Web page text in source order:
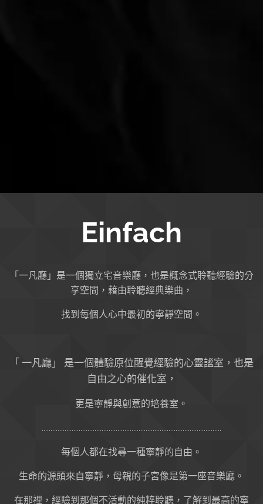
Einfach
「一凡廳」是一個獨立宅音樂廳，也是概念式聆聽經驗的分
享空間，藉由聆聽經典樂曲，
找到每個人心中最初的寧靜空間。
「 一凡廳」 是一個體驗原位醒覺經驗的心靈謐室，也是
自由之心的催化室，
更是寧靜與創意的培養室。
......................................................................................................
每個人都在找尋一種寧靜的自由。
生命的源頭來自寧靜，母親的子宮像是第一座音樂廳。
在那裡，經驗到那個不活動的純粹聆聽，了解到最高的寧